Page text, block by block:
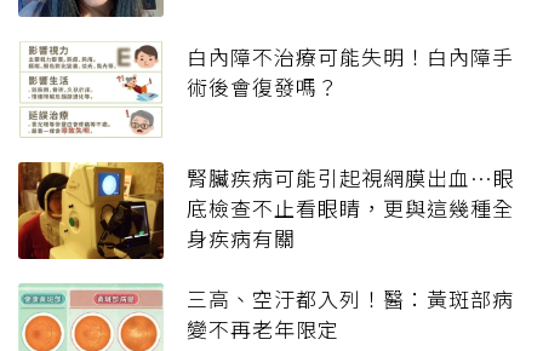
白內障不治療可能失明！白內障手
術後會復發嗎？
腎臟疾病可能引起視網膜出血…眼
底檢查不止看眼睛，更與這幾種全
身疾病有關
三高、空汙都入列！醫：黃斑部病
變不再老年限定